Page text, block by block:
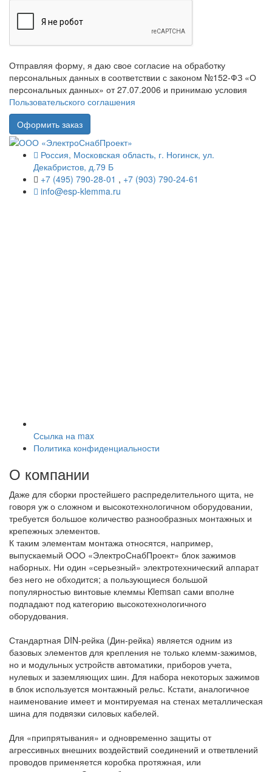
Отправляя форму, я даю свое согласие на обработку
персональных данных в соответствии с законом №152-ФЗ «О
персональных данных» от 27.07.2006 и принимаю условия
Пользовательского соглашения
Россия, Московская область, г. Ногинск, ул.
Декабристов, д.79 Б
+7 (495) 790-28-01 , +7 (903) 790-24-61
info@esp-klemma.ru
Ссылка на max
Политика конфиденциальности
О компании
Даже для сборки простейшего распределительного щита, не
говоря уж о сложном и высокотехнологичном оборудовании,
требуется большое количество разнообразных монтажных и
крепежных элементов.
К таким элементам монтажа относятся, например,
выпускаемый ООО «ЭлектроСнабПроект» блок зажимов
наборных. Ни один «серьезный» электротехнический аппарат
без него не обходится; а пользующиеся большой
популярностью винтовые клеммы Klemsan сами вполне
подпадают под категорию высокотехнологичного
оборудования.
Стандартная DIN-рейка (Дин-рейка) является одним из
базовых элементов для крепления не только клемм-зажимов,
но и модульных устройств автоматики, приборов учета,
нулевых и заземляющих шин. Для набора некоторых зажимов
в блок используется монтажный рельс. Кстати, аналогичное
наименование имеет и монтируемая на стенах металлическая
шина для подвязки силовых кабелей.
Для «припрятывания» и одновременно защиты от
агрессивных внешних воздействий соединений и ответвлений
проводов применяется коробка протяжная, или